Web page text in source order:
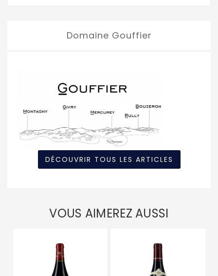
Domaine Gouffier
DÉCOUVRIR TOUS LES ARTICLES
VOUS AIMEREZ AUSSI